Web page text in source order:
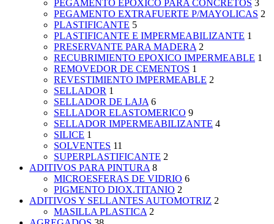
PEGAMENTO EPOXICO PARA CONCRETOS 3
PEGAMENTO EXTRAFUERTE P/MAYOLICAS 2
PLASTIFICANTE 5
PLASTIFICANTE E IMPERMEABILIZANTE 1
PRESERVANTE PARA MADERA 2
RECUBRIMIENTO EPOXICO IMPERMEABLE 1
REMOVEDOR DE CEMENTOS 1
REVESTIMIENTO IMPERMEABLE 2
SELLADOR 1
SELLADOR DE LAJA 6
SELLADOR ELASTOMERICO 9
SELLADOR IMPERMEABILIZANTE 4
SILICE 1
SOLVENTES 11
SUPERPLASTIFICANTE 2
ADITIVOS PARA PINTURA 8
MICROESFERAS DE VIDRIO 6
PIGMENTO DIOX.TITANIO 2
ADITIVOS Y SELLANTES AUTOMOTRIZ 2
MASILLA PLASTICA 2